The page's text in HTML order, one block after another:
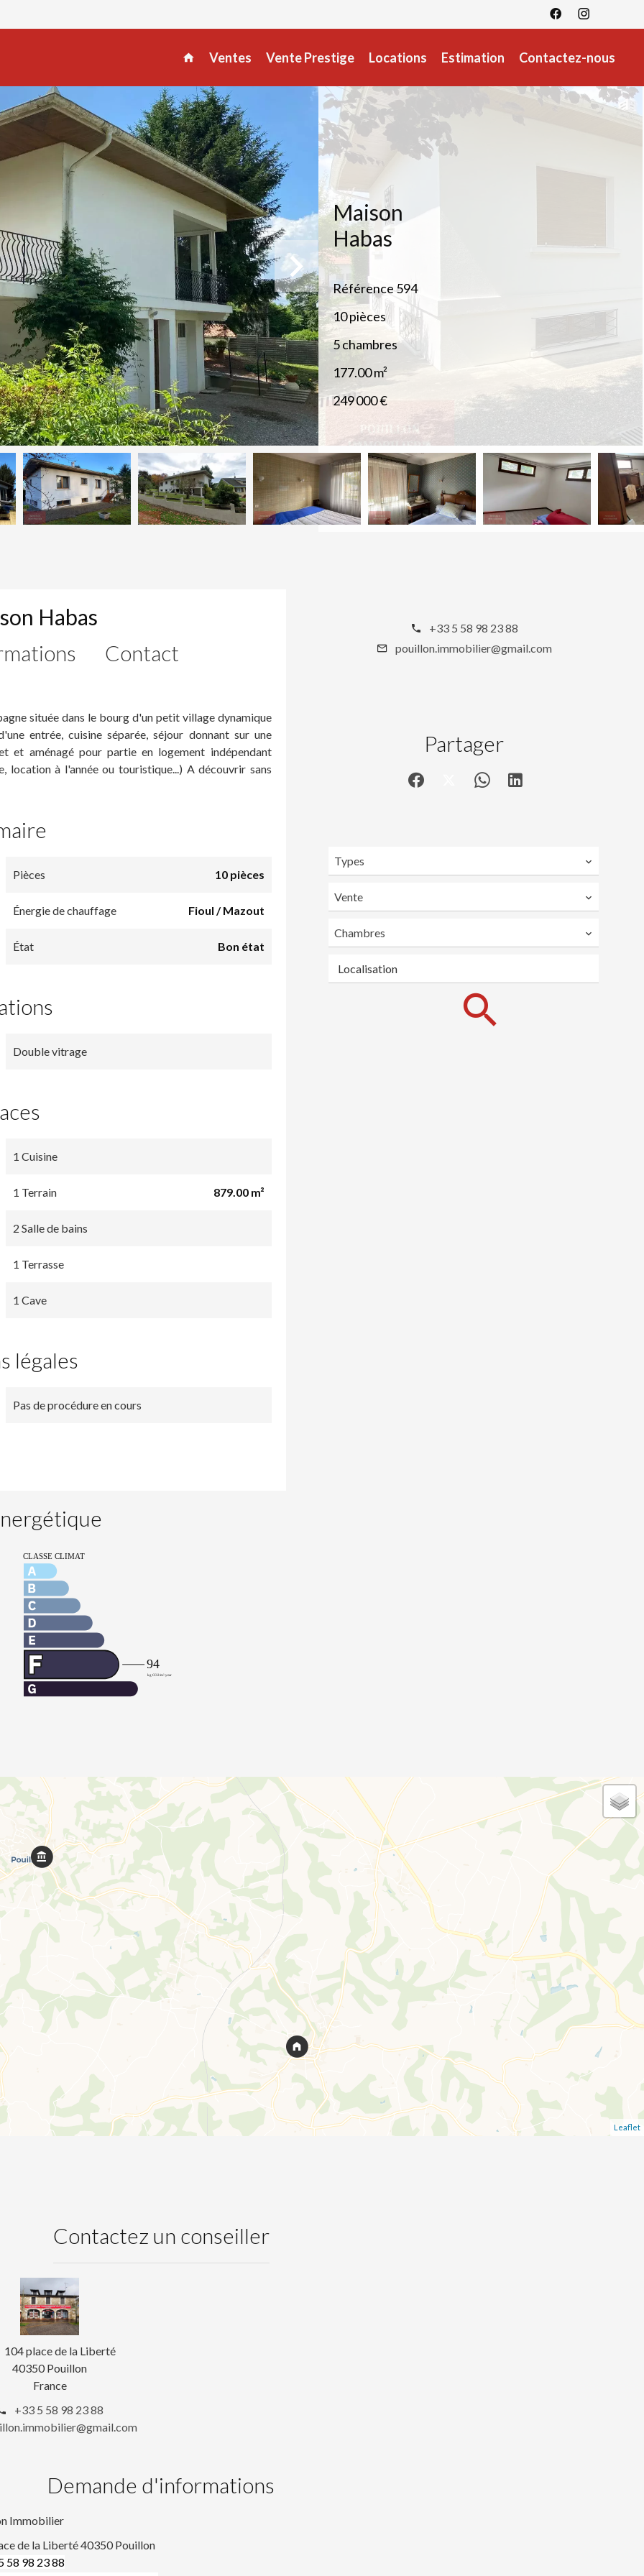
Ventes Vente Prestige Locations Estimation Contactez-nous
Maison
Habas
Référence594
10 pièces
5 chambres
177.00m²
249 000 €
Habas
Contact
située dans le bourg d'un petit village dynamique
entrée, cuisine séparée, séjour donnant sur une
et aménagé pour partie en logement indépendant
à l'année ou touristique...) A découvrir sans
Pièces 10 pièces
Énergie de chauffage Fioul / Mazout
État Bon état
Double vitrage
1 Cuisine
1 Terrain 879.00 m²
2 Salle de bains
1 Terrasse
1 Cave
légales
Pas de procédure en cours
+33 5 58 98 23 88
pouillon.immobilier@gmail.com
Partager
Types
Vente
Chambres
Localisation
Leaflet
Contactez un conseiller
104 place de la Liberté
40350 Pouillon
France
+33 5 58 98 23 88
Demande d'informations
Immobilier
de la Liberté 40350 Pouillon
58 98 23 88